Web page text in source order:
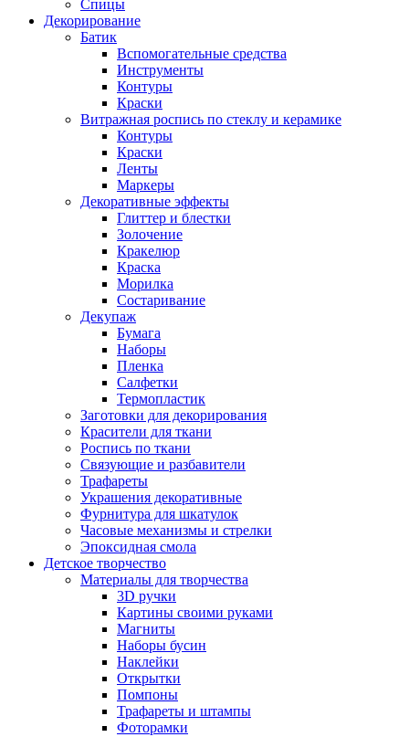
Спицы
Декорирование
Батик
Вспомогательные средства
Инструменты
Контуры
Краски
Витражная роспись по стеклу и керамике
Контуры
Краски
Ленты
Маркеры
Декоративные эффекты
Глиттер и блестки
Золочение
Кракелюр
Краска
Морилка
Состаривание
Декупаж
Бумага
Наборы
Пленка
Салфетки
Термопластик
Заготовки для декорирования
Красители для ткани
Роспись по ткани
Связующие и разбавители
Трафареты
Украшения декоративные
Фурнитура для шкатулок
Часовые механизмы и стрелки
Эпоксидная смола
Детское творчество
Материалы для творчества
3D ручки
Картины своими руками
Магниты
Наборы бусин
Наклейки
Открытки
Помпоны
Трафареты и штампы
Фоторамки